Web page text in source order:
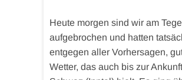
Heute morgen sind wir am
aufgebrochen und hatten
entgegen aller Vorhersagen,
Wetter, das auch bis zur